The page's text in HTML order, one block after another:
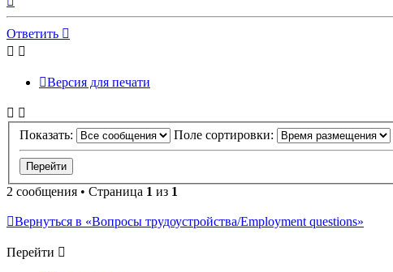
началу
Ответить
Версия для печати
Показать: Поле сортировки:
2 сообщения • Страница 1 из 1
Вернуться в «Вопросы трудоустройства/Employment questions»
Перейти